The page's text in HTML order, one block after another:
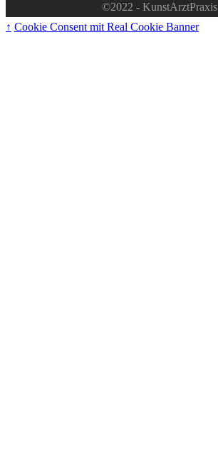
©2022 - KunstArztPraxis
↑ Cookie Consent mit Real Cookie Banner